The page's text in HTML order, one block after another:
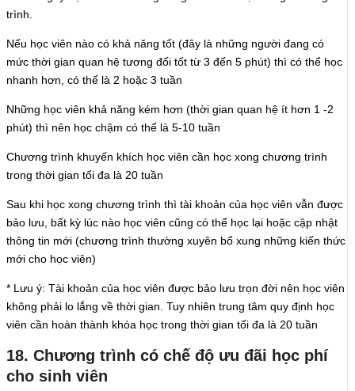
trình.
Nếu học viên nào có khả năng tốt (đây là những người đang có
mức thời gian quan hệ tương đối tốt từ 3 đến 5 phút) thì có thể học
nhanh hơn, có thể là 2 hoặc 3 tuần
Những học viên khả năng kém hơn (thời gian quan hệ ít hơn 1 -2
phút) thì nên học chậm có thể là 5-10 tuần
Chương trình khuyến khích học viên cần học xong chương trình
trong thời gian tối đa là 20 tuần
Sau khi học xong chương trình thì tài khoản của học viên vẫn được
bảo lưu, bất kỳ lúc nào học viên cũng có thể học lại hoặc cập nhật
thông tin mới (chương trình thường xuyên bổ xung những kiến thức
mới cho học viên)
* Lưu ý: Tài khoản của học viên được bảo lưu trọn đời nên học viên
không phải lo lắng về thời gian. Tuy nhiên trung tâm quy định học
viên cần hoàn thành khóa học trong thời gian tối đa là 20 tuần
18. Chương trình có chế độ ưu đãi học phí
cho sinh viên